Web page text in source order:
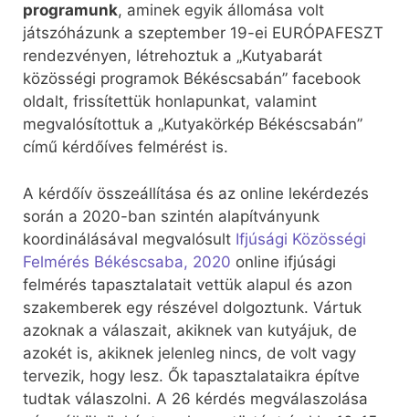
programunk, aminek egyik állomása volt
játszóházunk a szeptember 19-ei EURÓPAFESZT
rendezvényen, létrehoztuk a „Kutyabarát
közösségi programok Békéscsabán” facebook
oldalt, frissítettük honlapunkat, valamint
megvalósítottuk a „Kutyakörkép Békéscsabán”
című kérdőíves felmérést is.
A kérdőív összeállítása és az online lekérdezés
során a 2020-ban szintén alapítványunk
koordinálásával megvalósult Ifjúsági Közösségi
Felmérés Békéscsaba, 2020 online ifjúsági
felmérés tapasztalatait vettük alapul és azon
szakemberek egy részével dolgoztunk. Vártuk
azoknak a válaszait, akiknek van kutyájuk, de
azokét is, akiknek jelenleg nincs, de volt vagy
tervezik, hogy lesz. Ők tapasztalataikra építve
tudtak válaszolni. A 26 kérdés megválaszolása